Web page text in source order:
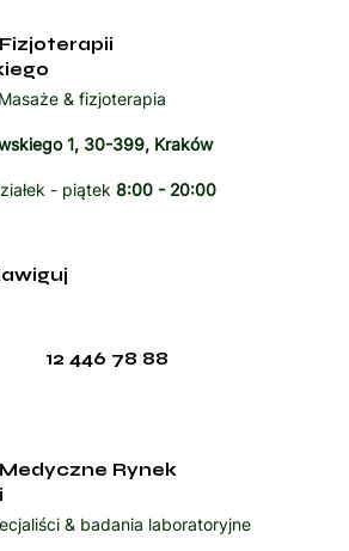
Masaże & fizjoterapia
1, 30-399, Kraków
- piątek 8:00 - 20:00
12 446 78 88
Rynek
& badania laboratoryjne